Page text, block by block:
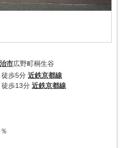
市広野町桐生谷
徒歩5分 近鉄京都線
徒歩13分 近鉄京都線